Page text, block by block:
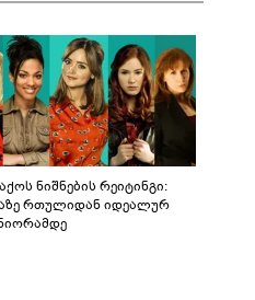
ნიშნების რეიტინგი:
რთულიდან იდეალურ